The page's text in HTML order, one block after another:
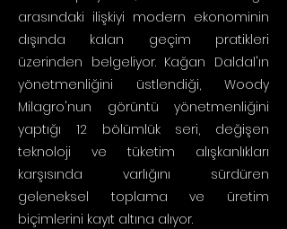
arasındaki ilişkiyi modern ekonominin
dışında kalan geçim pratikleri
üzerinden belgeliyor. Kağan Daldal'ın
yönetmenliğini üstlendiği, Woody
Milagro'nun görüntü yönetmenliğini
yaptığı 12 bölümlük seri, değişen
teknoloji ve tüketim alışkanlıkları
karşısında varlığını sürdüren
geleneksel toplama ve üretim
biçimlerini kayıt altına alıyor.